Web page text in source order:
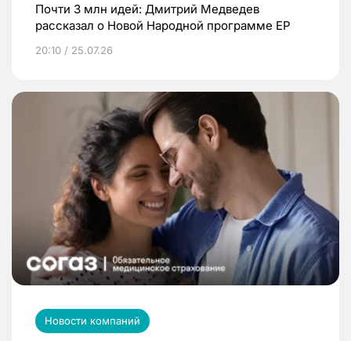
Почти 3 млн идей: Дмитрий Медведев
рассказал о Новой Народной программе ЕР
20:10 / 25.07.26
Новости компаний